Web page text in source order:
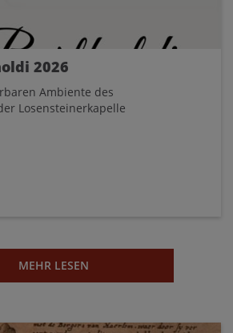
2026
Ambiente des
Losensteinerkapelle
MEHR LESEN